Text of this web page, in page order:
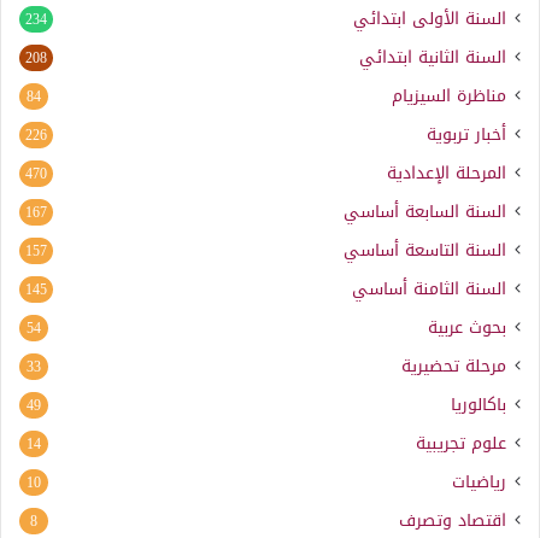
السنة الأولى ابتدائي 234
السنة الثانية ابتدائي 208
مناظرة السيزيام 84
أخبار تربوية 226
المرحلة الإعدادية 470
السنة السابعة أساسي 167
السنة التاسعة أساسي 157
السنة الثامنة أساسي 145
بحوث عربية 54
مرحلة تحضيرية 33
باكالوريا 49
علوم تجريبية 14
رياضيات 10
اقتصاد وتصرف 8